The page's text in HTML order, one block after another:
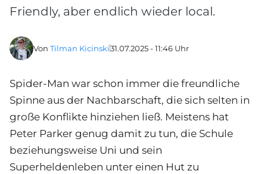
Friendly, aber endlich wieder local.
Von Tilman Kicinski31.07.2025 - 11:46 Uhr
Spider-Man war schon immer die freundliche
Spinne aus der Nachbarschaft, die sich selten in
große Konflikte hinziehen ließ. Meistens hat
Peter Parker genug damit zu tun, die Schule
beziehungsweise Uni und sein
Superheldenleben unter einen Hut zu